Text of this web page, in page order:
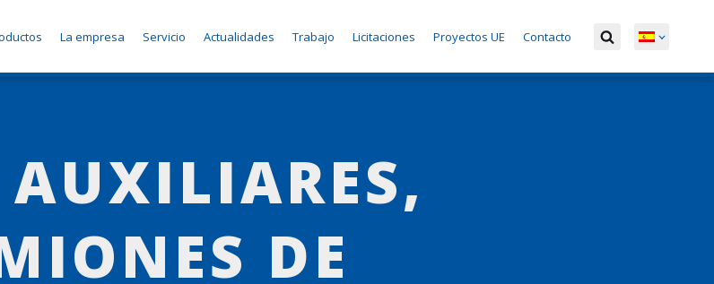
La empresa Servicio Actualidades Trabajo Licitaciones Proyectos UE Contacto
DE